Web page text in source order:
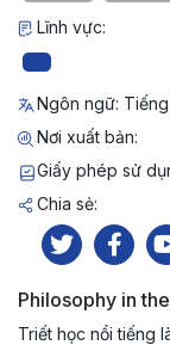
Lĩnh vực:
Ngôn ngữ: Tiếng
Nơi xuất bản:
Giấy phép sử
Chia sẻ:
Philosophy in
Triết học nổi tiếng